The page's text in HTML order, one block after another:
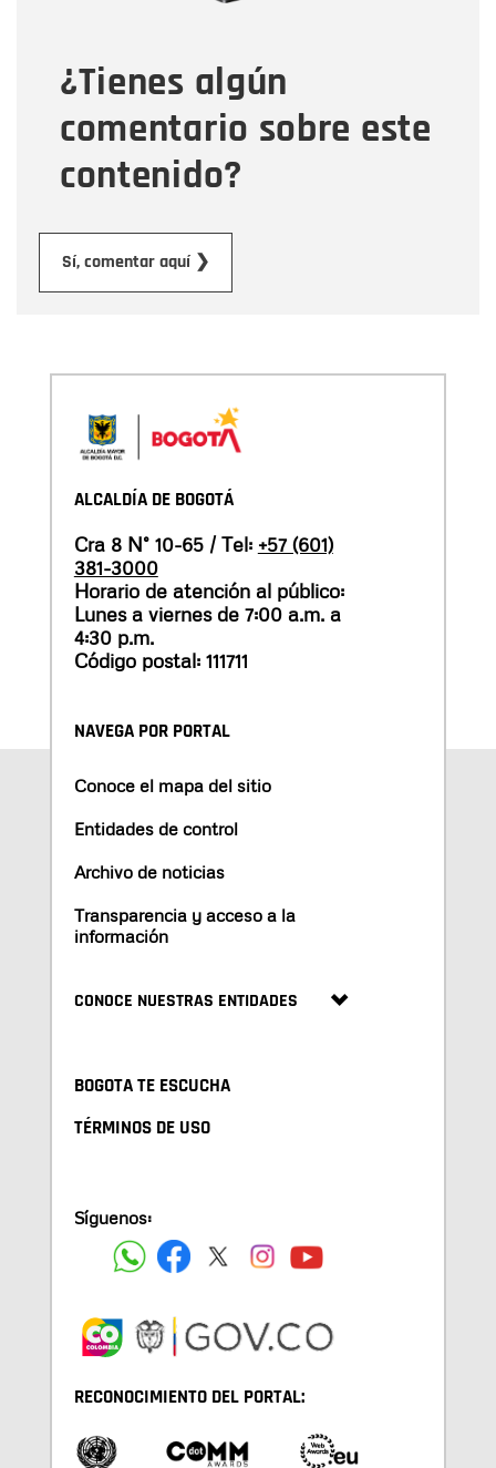
¿Tienes algún
comentario sobre este
contenido?
Sí, comentar aquí ❯
Mensaje
ALCALDÍA DE BOGOTÁ
Cra 8 N° 10-65 / Tel: +57 (601)
381-3000
Horario de atención al público:
Lunes a viernes de 7:00 a.m. a
4:30 p.m.
Código postal: 111711
NAVEGA POR PORTAL
Conoce el mapa del sitio
Entidades de control
Archivo de noticias
Transparencia y acceso a la
información
CONOCE NUESTRAS ENTIDADES
BOGOTA TE ESCUCHA
TÉRMINOS DE USO
Síguenos:
RECONOCIMIENTO DEL PORTAL: